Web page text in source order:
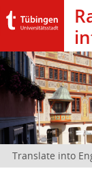
Translate into